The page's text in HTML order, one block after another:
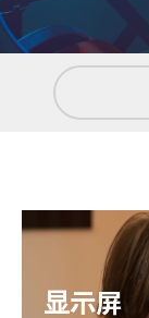
显示屏